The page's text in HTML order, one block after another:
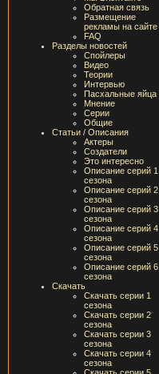
Обратная связь
Размещение
рекламы на сайте
FAQ
Разделы новостей
Спойлеры
Видео
Теории
Интервью
Пасхальные яйца
Мнение
Серии
Общие
Статьи / Описания
Актеры
Создатели
Это интересно
Описание серий 1
сезона
Описание серий 2
сезона
Описание серий 3
сезона
Описание серий 4
сезона
Описание серий 5
сезона
Описание серий 6
сезона
Скачать
Скачать серии 1
сезона
Скачать серии 2
сезона
Скачать серии 3
сезона
Скачать серии 4
сезона